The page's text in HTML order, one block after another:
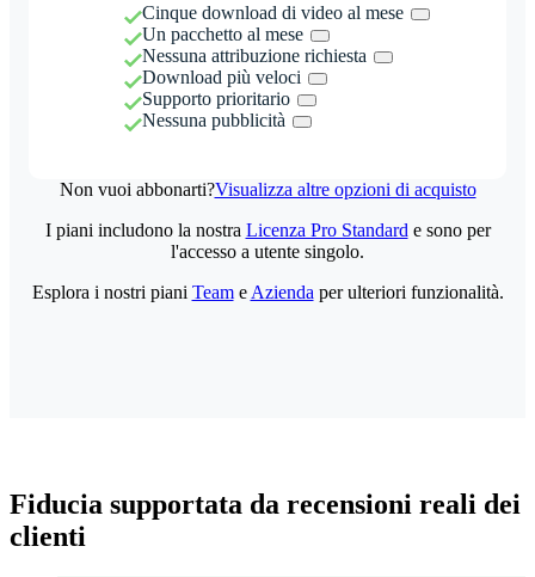
Cinque download di video al mese
Un pacchetto al mese
Nessuna attribuzione richiesta
Download più veloci
Supporto prioritario
Nessuna pubblicità
Non vuoi abbonarti?Visualizza altre opzioni di acquisto
I piani includono la nostra Licenza Pro Standard e sono per
l'accesso a utente singolo.
Esplora i nostri piani Teame Azienda per ulteriori funzionalità.
Fiducia supportata da recensioni reali dei
clienti